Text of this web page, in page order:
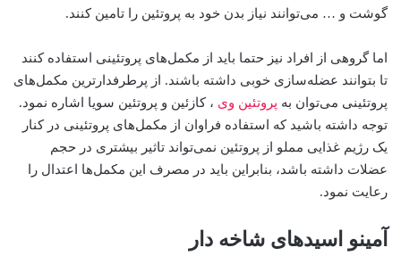
گوشت و …‌ می‌توانند نیاز بدن خود به پروتئین را تامین کنند.
اما گروهی از افراد نیز حتما باید از مکمل‌های پروتئینی استفاده کنند
تا بتوانند عضله‌سازی خوبی داشته باشند. از پرطرفدارترین مکمل‌های
پروتئینی‌ می‌توان به پروتئین وی ، کازئین و پروتئین سویا اشاره نمود.
توجه داشته باشید که استفاده فراوان از مکمل‌های پروتئینی در کنار
یک رژیم غذایی مملو از پروتئین نمی‌تواند تاثیر بیشتری در حجم
عضلات داشته باشد، بنابراین باید در مصرف این مکمل‌ها اعتدال را
رعایت نمود.
آمینو اسیدهای شاخه دار